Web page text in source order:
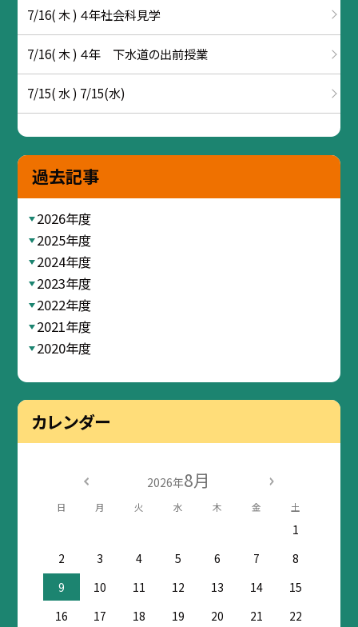
7/16( 木 ) ４年社会科見学
7/16( 木 ) ４年 下水道の出前授業
7/15( 水 ) 7/15(水)
過去記事
2026年度
2025年度
2024年度
2023年度
2022年度
2021年度
2020年度
カレンダー
2026年8月
日 月 火 水 木 金 土
1
2
3 4 5 6 7
8
9
10 11 12 13 14
15
16
17 18 19 20 21
22